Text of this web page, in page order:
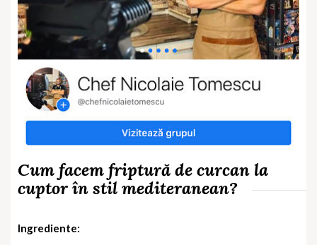
Cum facem friptură de curcan la
cuptor în stil mediteranean?
Ingrediente: